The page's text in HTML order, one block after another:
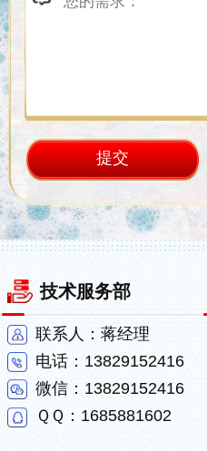
技术服务部
联系人：蒋经理
电话：13829152416
微信：13829152416
ＱＱ：1685881602